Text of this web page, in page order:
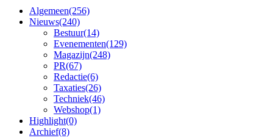
Algemeen(256)
Nieuws(240)
Bestuur(14)
Evenementen(129)
Magazijn(248)
PR(67)
Redactie(6)
Taxaties(26)
Techniek(46)
Webshop(1)
Highlight(0)
Archief(8)